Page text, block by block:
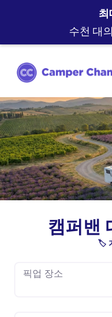
최
수천 대
캠퍼밴
🏷️
픽업 장소